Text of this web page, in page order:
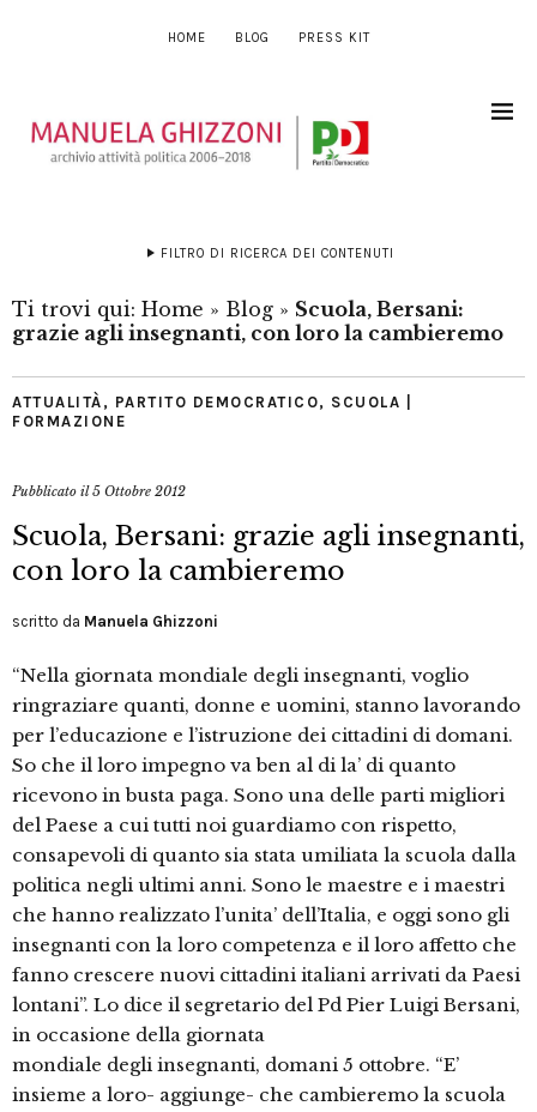
HOME BLOG PRESS KIT
FILTRO DI RICERCA DEI CONTENUTI
Ti trovi qui: Home » Blog » Scuola, Bersani:
grazie agli insegnanti, con loro la cambieremo
ATTUALITÀ , PARTITO DEMOCRATICO, SCUOLA |
FORMAZIONE
Pubblicato il5 Ottobre 2012
Scuola, Bersani: grazie agli insegnanti,
con loro la cambieremo
scritto da Manuela Ghizzoni
“Nella giornata mondiale degli insegnanti, voglio
ringraziare quanti, donne e uomini, stanno lavorando
per l’educazione e l’istruzione dei cittadini di domani.
So che il loro impegno va ben al di la’ di quanto
ricevono in busta paga. Sono una delle parti migliori
del Paese a cui tutti noi guardiamo con rispetto,
consapevoli di quanto sia stata umiliata la scuola dalla
politica negli ultimi anni. Sono le maestre e i maestri
che hanno realizzato l’unita’ dell’Italia, e oggi sono gli
insegnanti con la loro competenza e il loro affetto che
fanno crescere nuovi cittadini italiani arrivati da Paesi
lontani”. Lo dice il segretario del Pd Pier Luigi Bersani,
in occasione della giornata
mondiale degli insegnanti, domani 5 ottobre. “E’
insieme a loro- aggiunge- che cambieremo la scuola